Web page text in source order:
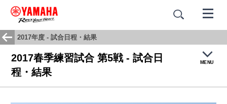
2017年度 - 試合日程・結果
2017春季練習試合 第5戦 - 試合日
程・結果
MENU